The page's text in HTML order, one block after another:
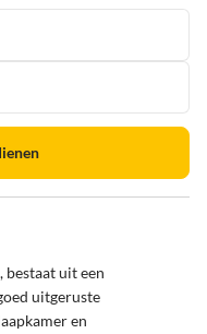
bestaat uit een
uitgeruste
en